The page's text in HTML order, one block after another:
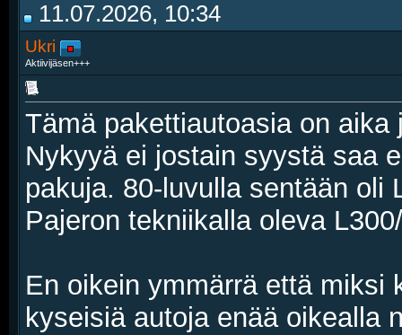
11.07.2026, 10:34
Ukri
Aktiivijäsen+++
Tämä pakettiautoasia on aika
Nykyyä ei jostain syystä saa
pakuja. 80-luvulla sentään oli
Pajeron tekniikalla oleva
En oikein ymmärrä että miksi
kyseisiä autoja enää oikealla